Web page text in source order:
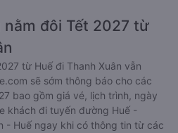
đôi Tết 2027 từ
từ Huế đi Thanh Xuân vẫn
sẽ sớm thông báo cho các
bao gồm giá vé, lịch trình, ngày
khách đi tuyến đường Huế -
- Huế ngay khi có thông tin từ các